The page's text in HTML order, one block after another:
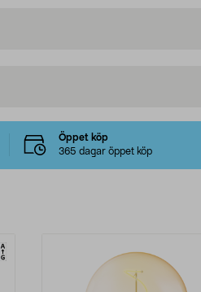
Öppet köp
365 dagar öppet köp